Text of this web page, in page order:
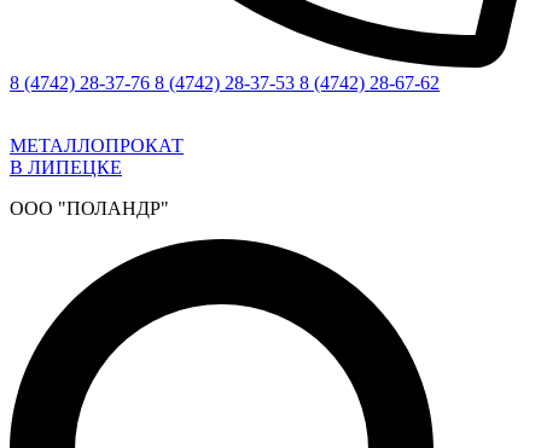
8 (4742) 28-37-76 8 (4742) 28-37-53 8 (4742) 28-67-62
МЕТАЛЛОПРОКАТ
В ЛИПЕЦКЕ
ООО "ПОЛАНДР"